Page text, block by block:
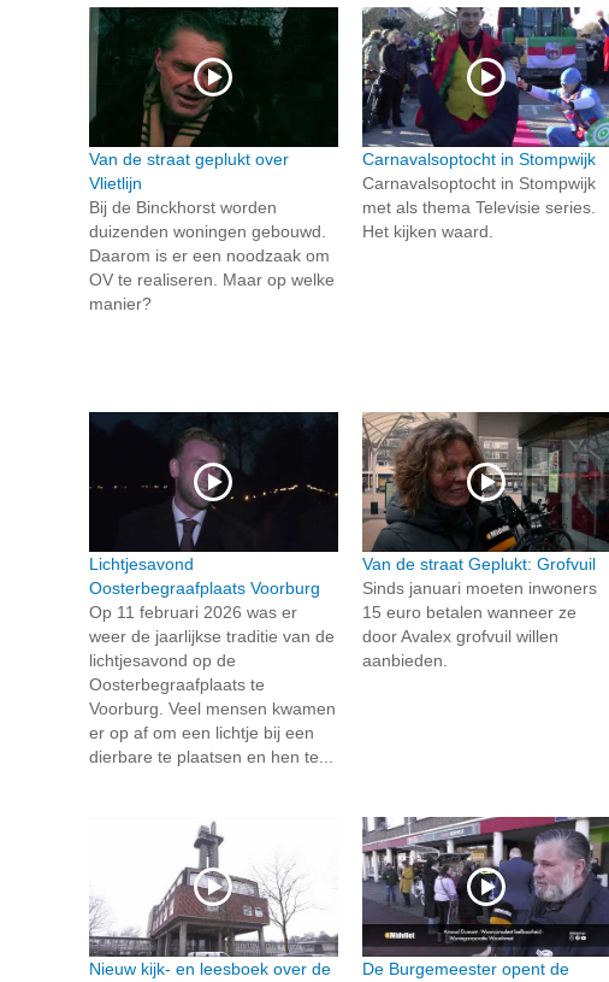
Van de straat geplukt over
Vlietlijn
Bij de Binckhorst worden
duizenden woningen gebouwd.
Daarom is er een noodzaak om
OV te realiseren. Maar op welke
manier?
Carnavalsoptocht in Stompwijk
Carnavalsoptocht in Stompwijk
met als thema Televisie series.
Het kijken waard.
Lichtjesavond
Oosterbegraafplaats Voorburg
Op 11 februari 2026 was er
weer de jaarlijkse traditie van de
lichtjesavond op de
Oosterbegraafplaats te
Voorburg. Veel mensen kwamen
er op af om een lichtje bij een
dierbare te plaatsen en hen te...
Van de straat Geplukt: Grofvuil
Sinds januari moeten inwoners
15 euro betalen wanneer ze
door Avalex grofvuil willen
aanbieden.
Nieuw kijk- en leesboek over de
De Burgemeester opent de